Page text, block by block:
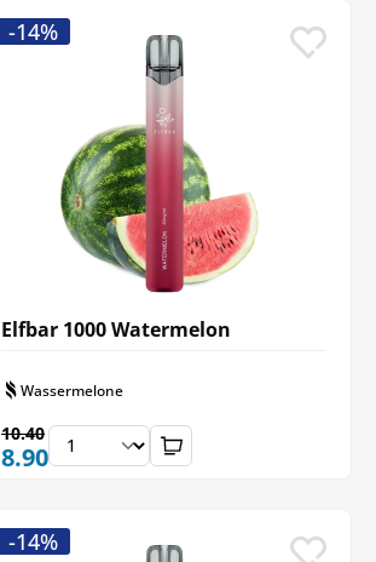
Elfbar 1000 Watermelon
Wassermelone
8.90
10.40
-14%
-14%